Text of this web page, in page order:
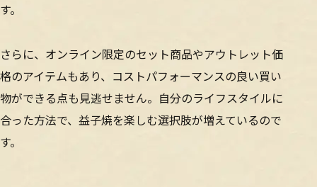
す。
さらに、オンライン限定のセット商品やアウトレット価
格のアイテムもあり、コストパフォーマンスの良い買い
物ができる点も見逃せません。自分のライフスタイルに
合った方法で、益子焼を楽しむ選択肢が増えているので
す。